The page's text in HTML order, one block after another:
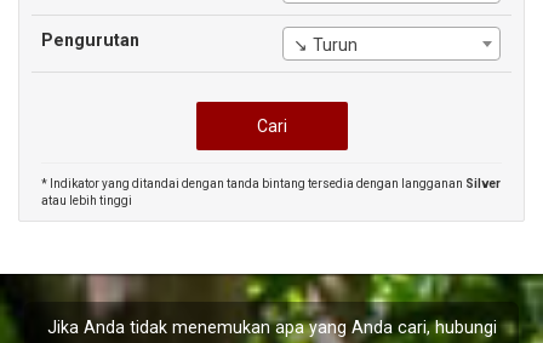
Pengurutan ↘ Turun
* Indikator yang ditandai dengan tanda bintang tersedia dengan langganan Silver
atau lebih tinggi
Jika Anda tidak menemukan apa yang Anda cari, hubungi